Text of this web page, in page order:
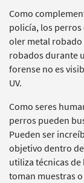
Como
policía, los perros
oler metal robado
robados durante
forense no es
UV.
Como seres
perros pueden
Pueden ser
objetivo dentro
utiliza técnicas
toman muestras